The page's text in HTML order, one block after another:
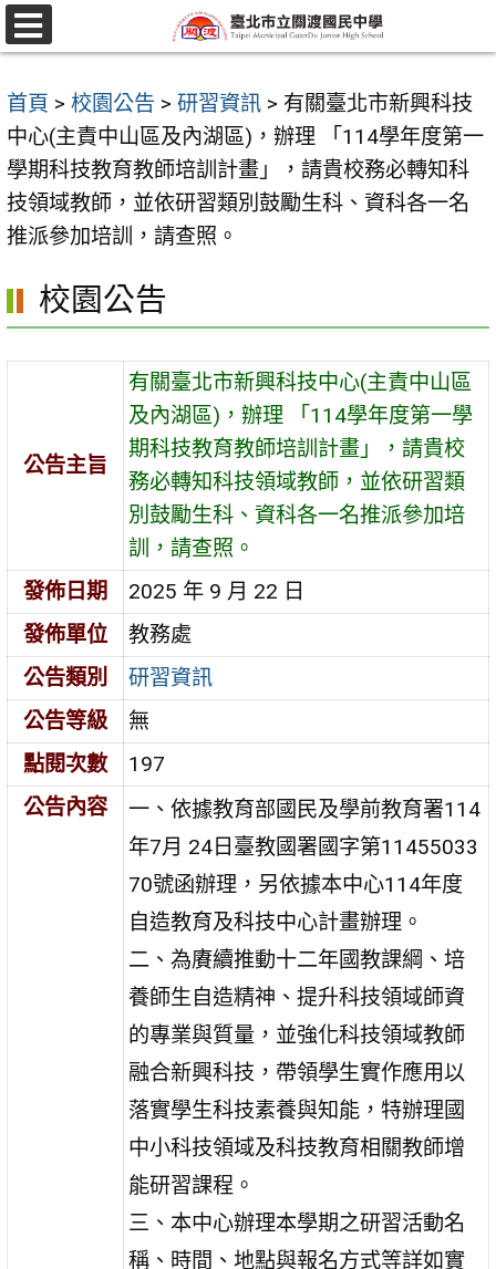
跳
至
要
內
容
區
選
單
首頁 > 校園公告 > 研習資訊 > 有關臺北市新興科技
中心(主責中山區及內湖區)，辦理 「114學年度第一
學期科技教育教師培訓計畫」，請貴校務必轉知科
技領域教師，並依研習類別鼓勵生科、資科各一名
推派參加培訓，請查照。
校園公告
公告主旨
有關臺北市新興科技中心(主責中山區
及內湖區)，辦理 「114學年度第一學
期科技教育教師培訓計畫」，請貴校
務必轉知科技領域教師，並依研習類
別鼓勵生科、資科各一名推派參加培
訓，請查照。
發佈日期
2025 年 9 月 22 日
發佈單位
教務處
公告類別
研習資訊
公告等級
無
點閱次數
197
公告內容
一、依據教育部國民及學前教育署114
年7月 24日臺教國署國字第11455033
70號函辦理，另依據本中心114年度
自造教育及科技中心計畫辦理。
二、為賡續推動十二年國教課綱、培
養師生自造精神、提升科技領域師資
的專業與質量，並強化科技領域教師
融合新興科技，帶領學生實作應用以
落實學生科技素養與知能，特辦理國
中小科技領域及科技教育相關教師增
能研習課程。
三、本中心辦理本學期之研習活動名
稱、時間、地點與報名方式等詳如實